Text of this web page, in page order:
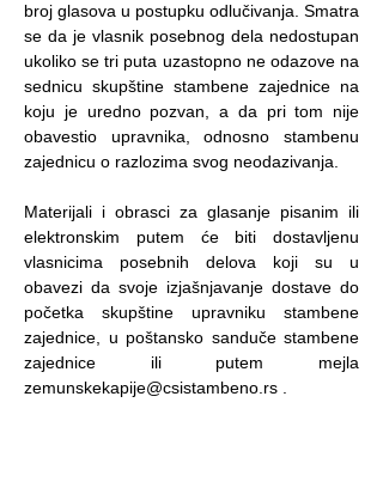
broj glasova u postupku odlučivanja. Smatra
se da je vlasnik posebnog dela nedostupan
ukoliko se tri puta uzastopno ne odazove na
sednicu skupštine stambene zajednice na
koju je uredno pozvan, a da pri tom nije
obavestio upravnika, odnosno stambenu
zajednicu o razlozima svog neodazivanja.
Materijali i obrasci za glasanje pisanim ili
elektronskim putem će biti dostavljenu
vlasnicima posebnih delova koji su u
obavezi da svoje izjašnjavanje dostave do
početka skupštine upravniku stambene
zajednice, u poštansko sanduče stambene
zajednice ili putem mejla
zemunskekapije@csistambeno.rs